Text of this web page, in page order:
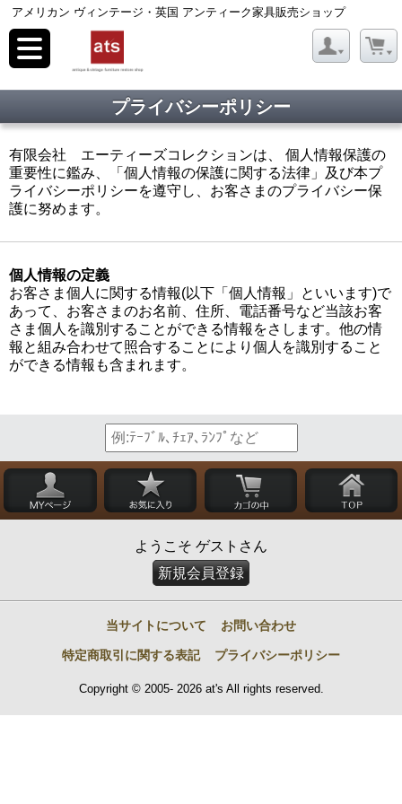
アメリカン ヴィンテージ・英国 アンティーク家具販売ショップ
toggle
navigation
プライバシーポリシー
有限会社 エーティーズコレクションは、 個人情報保護の
重要性に鑑み、「個人情報の保護に関する法律」及び本プ
ライバシーポリシーを遵守し、お客さまのプライバシー保
護に努めます。
個人情報の定義
お客さま個人に関する情報(以下「個人情報」といいます)で
あって、お客さまのお名前、住所、電話番号など当該お客
さま個人を識別することができる情報をさします。他の情
報と組み合わせて照合することにより個人を識別すること
ができる情報も含まれます。
ようこそ ゲストさん
新規会員登録
当サイトについて お問い合わせ
特定商取引に関する表記 プライバシーポリシー
Copyright © 2005- 2026 at's All rights reserved.